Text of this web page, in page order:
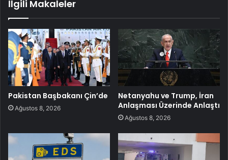
İlgili Makaleler
Pakistan Başbakanı Çin’de
Ağustos 8, 2026
Netanyahu ve Trump, İran
Anlaşması Üzerinde Anlaştı
Ağustos 8, 2026